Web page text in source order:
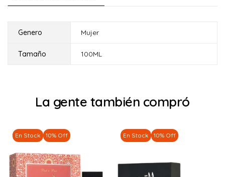
Genero Mujer
Tamaño 100ML
La gente también compró
En Stock 10% Off En Stock 10% Off